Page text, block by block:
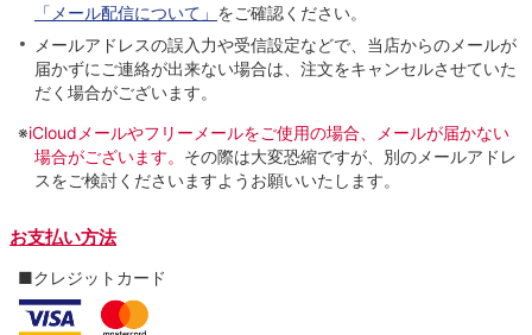
「メール配信について」 をご確認ください。
メールアドレスの誤入力や受信設定などで、当店からのメールが
届かずにご連絡が出来ない場合は、注文をキャンセルさせていた
だく場合がございます。
※iCloudメールやフリーメールをご使用の場合、メールが届かない
場合がございます。 その際は大変恐縮ですが、別のメールアドレ
スをご検討くださいますようお願いいたします。
お支払い方法
■クレジットカード